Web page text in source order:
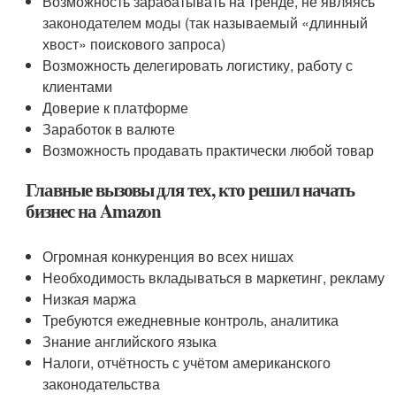
законодателем моды (так называемый «длинный
хвост» поискового запроса)
Возможность делегировать логистику, работу с
клиентами
Доверие к платформе
Заработок в валюте
Возможность продавать практически любой товар
Главные вызовы для тех, кто решил начать
бизнес на Amazon
Огромная конкуренция во всех нишах
Необходимость вкладываться в маркетинг, рекламу
Низкая маржа
Требуются ежедневные контроль, аналитика
Знание английского языка
Налоги, отчётность с учётом американского
законодательства